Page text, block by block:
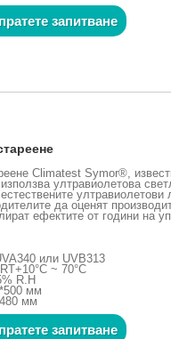
запитване
Climatest Symor®,
ултравиолетова
да оценят
ефектите от години на
или UVB313
~ 70°C
R.H
мм
мм
запитване